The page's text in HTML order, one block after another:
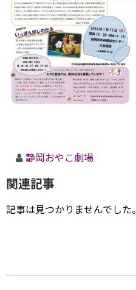
静岡おやこ劇場
関連記事
記事は見つかりませんでした。